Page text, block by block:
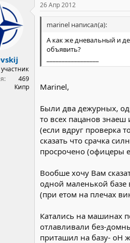
а
ч
а
л
469
Кипр
26 Апр 2012
marinel написал(а):
А как же дневальный и
объявить?
Marinel,
Были два дежурных,
то всех пацанов
(если вдруг проверка
сказать что срачка
просрочено (офицеры
Вообше хочу Вам
одной маленькой базе
(при етом на плечах
Катались на машинах
отлавливали без-
приташил на базу- oH